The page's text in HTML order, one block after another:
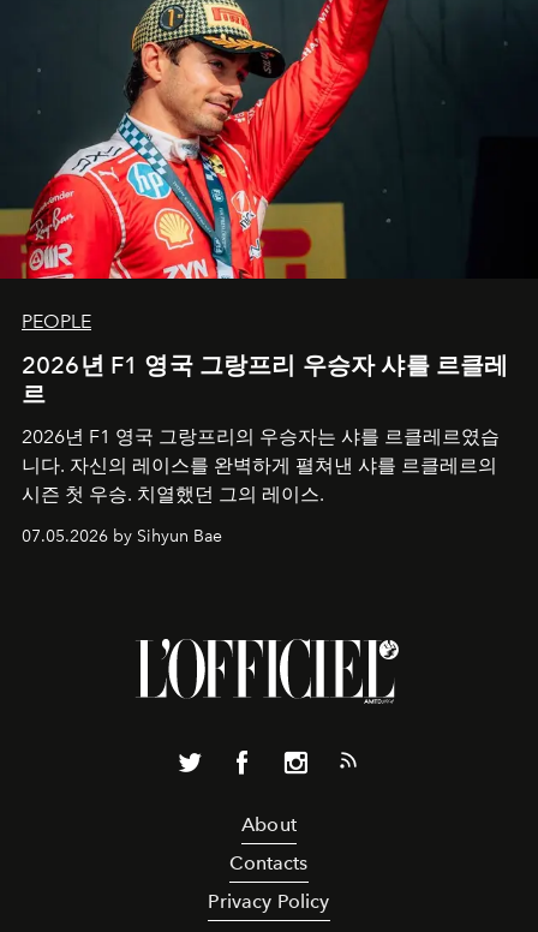
PEOPLE
2026년 F1 영국 그랑프리 우승자 샤를 르클레
르
2026년 F1 영국 그랑프리의 우승자는 샤를 르클레르였습
니다. 자신의 레이스를 완벽하게 펼쳐낸 샤를 르클레르의
시즌 첫 우승. 치열했던 그의 레이스.
07.05.2026 by Sihyun Bae
About
Contacts
Privacy Policy